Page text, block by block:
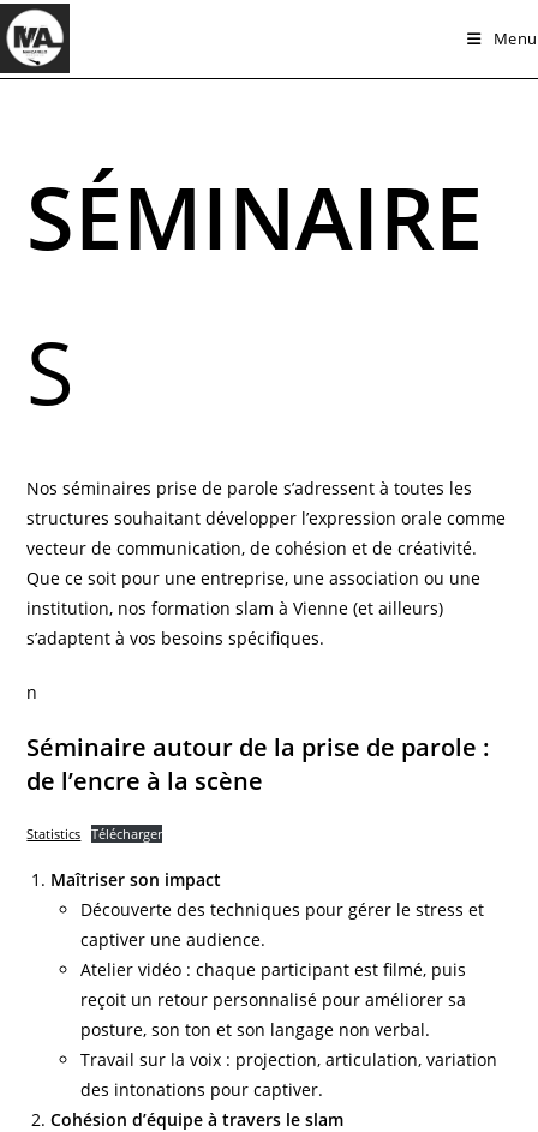
Skip
to
content
Menu
SÉMINAIRE
S
Nos séminaires prise de parole s’adressent à toutes les
structures souhaitant développer l’expression orale comme
vecteur de communication, de cohésion et de créativité.
Que ce soit pour une entreprise, une association ou une
institution, nos formation slam à Vienne (et ailleurs)
s’adaptent à vos besoins spécifiques.
n
Séminaire autour de la prise de parole :
de l’encre à la scène
Statistics Télécharger
Maîtriser son impact
Découverte des techniques pour gérer le stress et
captiver une audience.
Atelier vidéo : chaque participant est filmé, puis
reçoit un retour personnalisé pour améliorer sa
posture, son ton et son langage non verbal.
Travail sur la voix : projection, articulation, variation
des intonations pour captiver.
Cohésion d’équipe à travers le slam